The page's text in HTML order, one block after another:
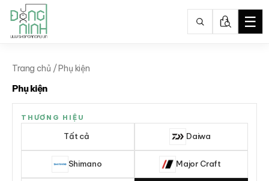
dung
☰
Trang chủ / Phụ kiện
Phụ kiện
THƯƠNG HIỆU
Tất cả Daiwa
Shimano Major Craft